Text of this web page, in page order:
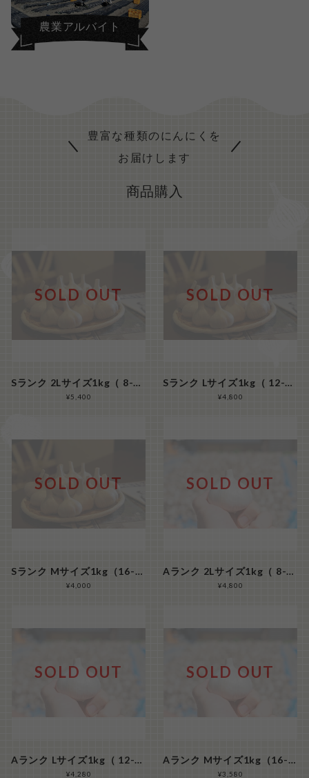
農業アルバイト
豊富な種類のにんにくを
お届けします
商品購入
SOLD OUT
Sランク 2Lサイズ1kg（ 8-10玉/kg）『シン・にんにく』
¥5,400
SOLD OUT
Sランク Lサイズ1kg（ 12-15玉/kg）『シン・にんにく』
¥4,800
SOLD OUT
Sランク Mサイズ1kg（16-20玉/kg）『シン・にんにく』
¥4,000
SOLD OUT
Aランク 2Lサイズ1kg（ 8-10玉/kg）『シン・にんにく』
¥4,800
SOLD OUT
Aランク Lサイズ1kg（ 12-15玉/kg）『シン・にんにく』
¥4,280
SOLD OUT
Aランク Mサイズ1kg（16-20玉/kg）『シン・にんにく』
¥3,580